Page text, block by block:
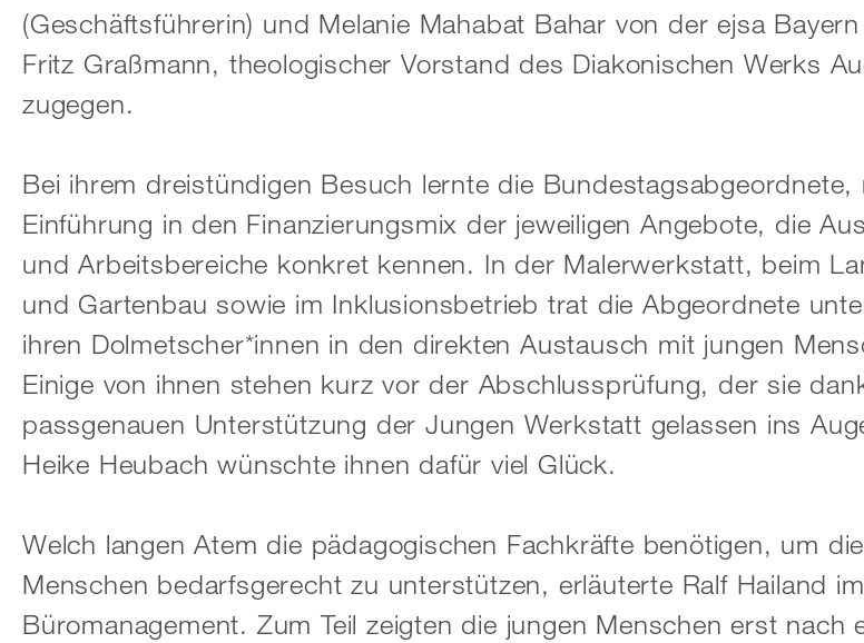
(Geschäftsführerin) und Melanie Mahabat Bahar von der ejsa
Fritz Graßmann, theologischer Vorstand des Diakonischen Werks
zugegen.
Bei ihrem dreistündigen Besuch lernte die Bundestagsabgeordnete,
Einführung in den Finanzierungsmix der jeweiligen Angebote, die
und Arbeitsbereiche konkret kennen. In der Malerwerkstatt, beim
und Gartenbau sowie im Inklusionsbetrieb trat die Abgeordnete
ihren Dolmetscher*innen in den direkten Austausch mit jungen
Einige von ihnen stehen kurz vor der Abschlussprüfung, der sie
passgenauen Unterstützung der Jungen Werkstatt gelassen ins
Heike Heubach wünschte ihnen dafür viel Glück.
Welch langen Atem die pädagogischen Fachkräfte benötigen, um
Menschen bedarfsgerecht zu unterstützen, erläuterte Ralf Hailand
Büromanagement. Zum Teil zeigten die jungen Menschen erst nach